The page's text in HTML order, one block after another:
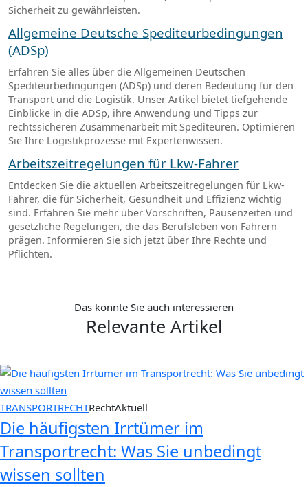
Sicherheit zu gewährleisten.
Allgemeine Deutsche Spediteurbedingungen
(ADSp)
Erfahren Sie alles über die Allgemeinen Deutschen
Spediteurbedingungen (ADSp) und deren Bedeutung für den
Transport und die Logistik. Unser Artikel bietet tiefgehende
Einblicke in die ADSp, ihre Anwendung und Tipps zur
rechtssicheren Zusammenarbeit mit Spediteuren. Optimieren
Sie Ihre Logistikprozesse mit Expertenwissen.
Arbeitszeitregelungen für Lkw-Fahrer
Entdecken Sie die aktuellen Arbeitszeitregelungen für Lkw-
Fahrer, die für Sicherheit, Gesundheit und Effizienz wichtig
sind. Erfahren Sie mehr über Vorschriften, Pausenzeiten und
gesetzliche Regelungen, die das Berufsleben von Fahrern
prägen. Informieren Sie sich jetzt über Ihre Rechte und
Pflichten.
Das könnte Sie auch interessieren
Relevante Artikel
TRANSPORTRECHTRechtAktuell
Die häufigsten Irrtümer im
Transportrecht: Was Sie unbedingt
wissen sollten